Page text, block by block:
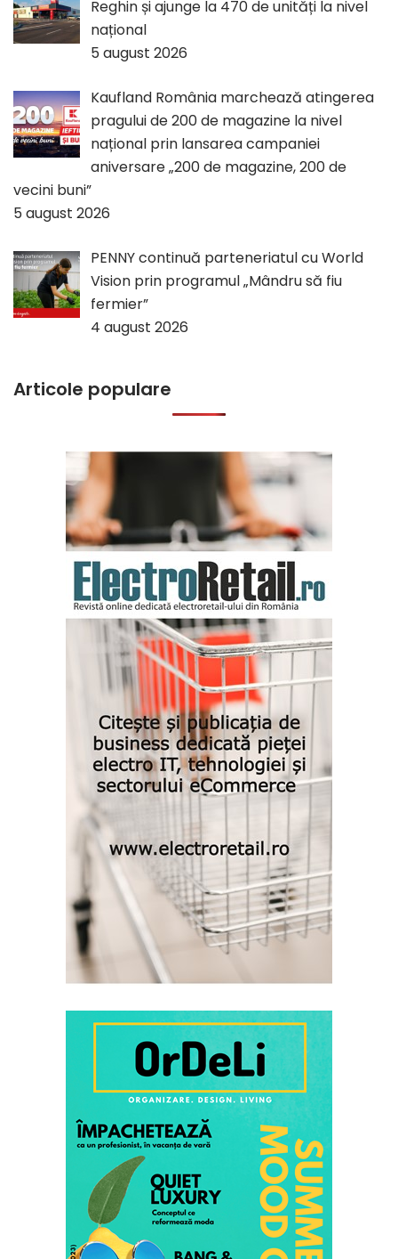
Reghin și ajunge la 470 de unități la nivel
național
5 august 2026
Kaufland România marchează atingerea
pragului de 200 de magazine la nivel
național prin lansarea campaniei
aniversare „200 de magazine, 200 de
vecini buni”
5 august 2026
PENNY continuă parteneriatul cu World
Vision prin programul „Mândru să fiu
fermier”
4 august 2026
Articole populare